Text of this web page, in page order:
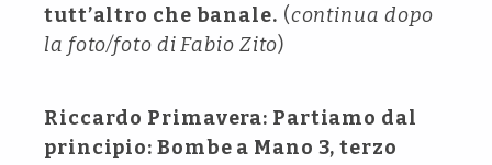
tutt’altro che banale. (continua dopo
la foto/foto di Fabio Zito)
Riccardo Primavera: Partiamo dal
principio: Bombe a Mano 3, terzo